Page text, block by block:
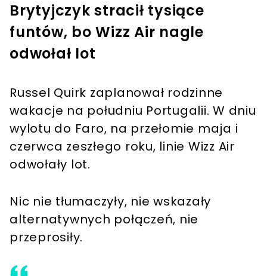
Brytyjczyk stracił tysiące
funtów, bo Wizz Air nagle
odwołał lot
Russel Quirk zaplanował rodzinne
wakacje na południu Portugalii. W dniu
wylotu do Faro, na przełomie maja i
czerwca zeszłego roku, linie Wizz Air
odwołały lot.
Nic nie tłumaczyły, nie wskazały
alternatywnych połączeń, nie
przeprosiły.